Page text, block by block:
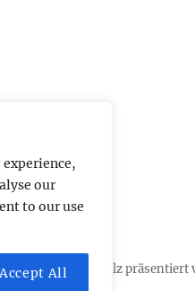
experience,
our
to our use
All
Rhein Mit Stolz präsentiert